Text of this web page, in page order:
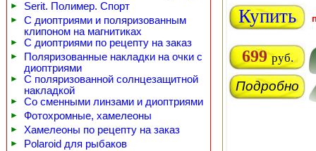
► Serit. Полимер. Спорт
►
С диоптриями и поляризованным
клипоном на магнитиках
► С диоптриями по рецепту на заказ
►
Поляризованные накладки на очки с
диоптриями
►
С поляризованной солнцезащитной
накладкой
► Со сменными линзами и диоптриями
► Фотохромные, хамелеоны
► Хамелеоны по рецепту на заказ
►
Polaroid для рыбаков
Купить
699 руб.
Подробно